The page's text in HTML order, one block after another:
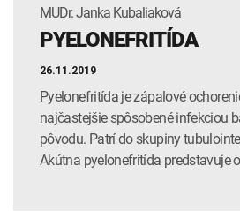
MUDr. Janka Kubaliaková
PYELONEFRITÍDA
26.11.2019
Pyelonefritída je zápalové
najčastejšie spôsobené infekciou
pôvodu. Patrí do skupiny
Akútna pyelonefritída predstavuje